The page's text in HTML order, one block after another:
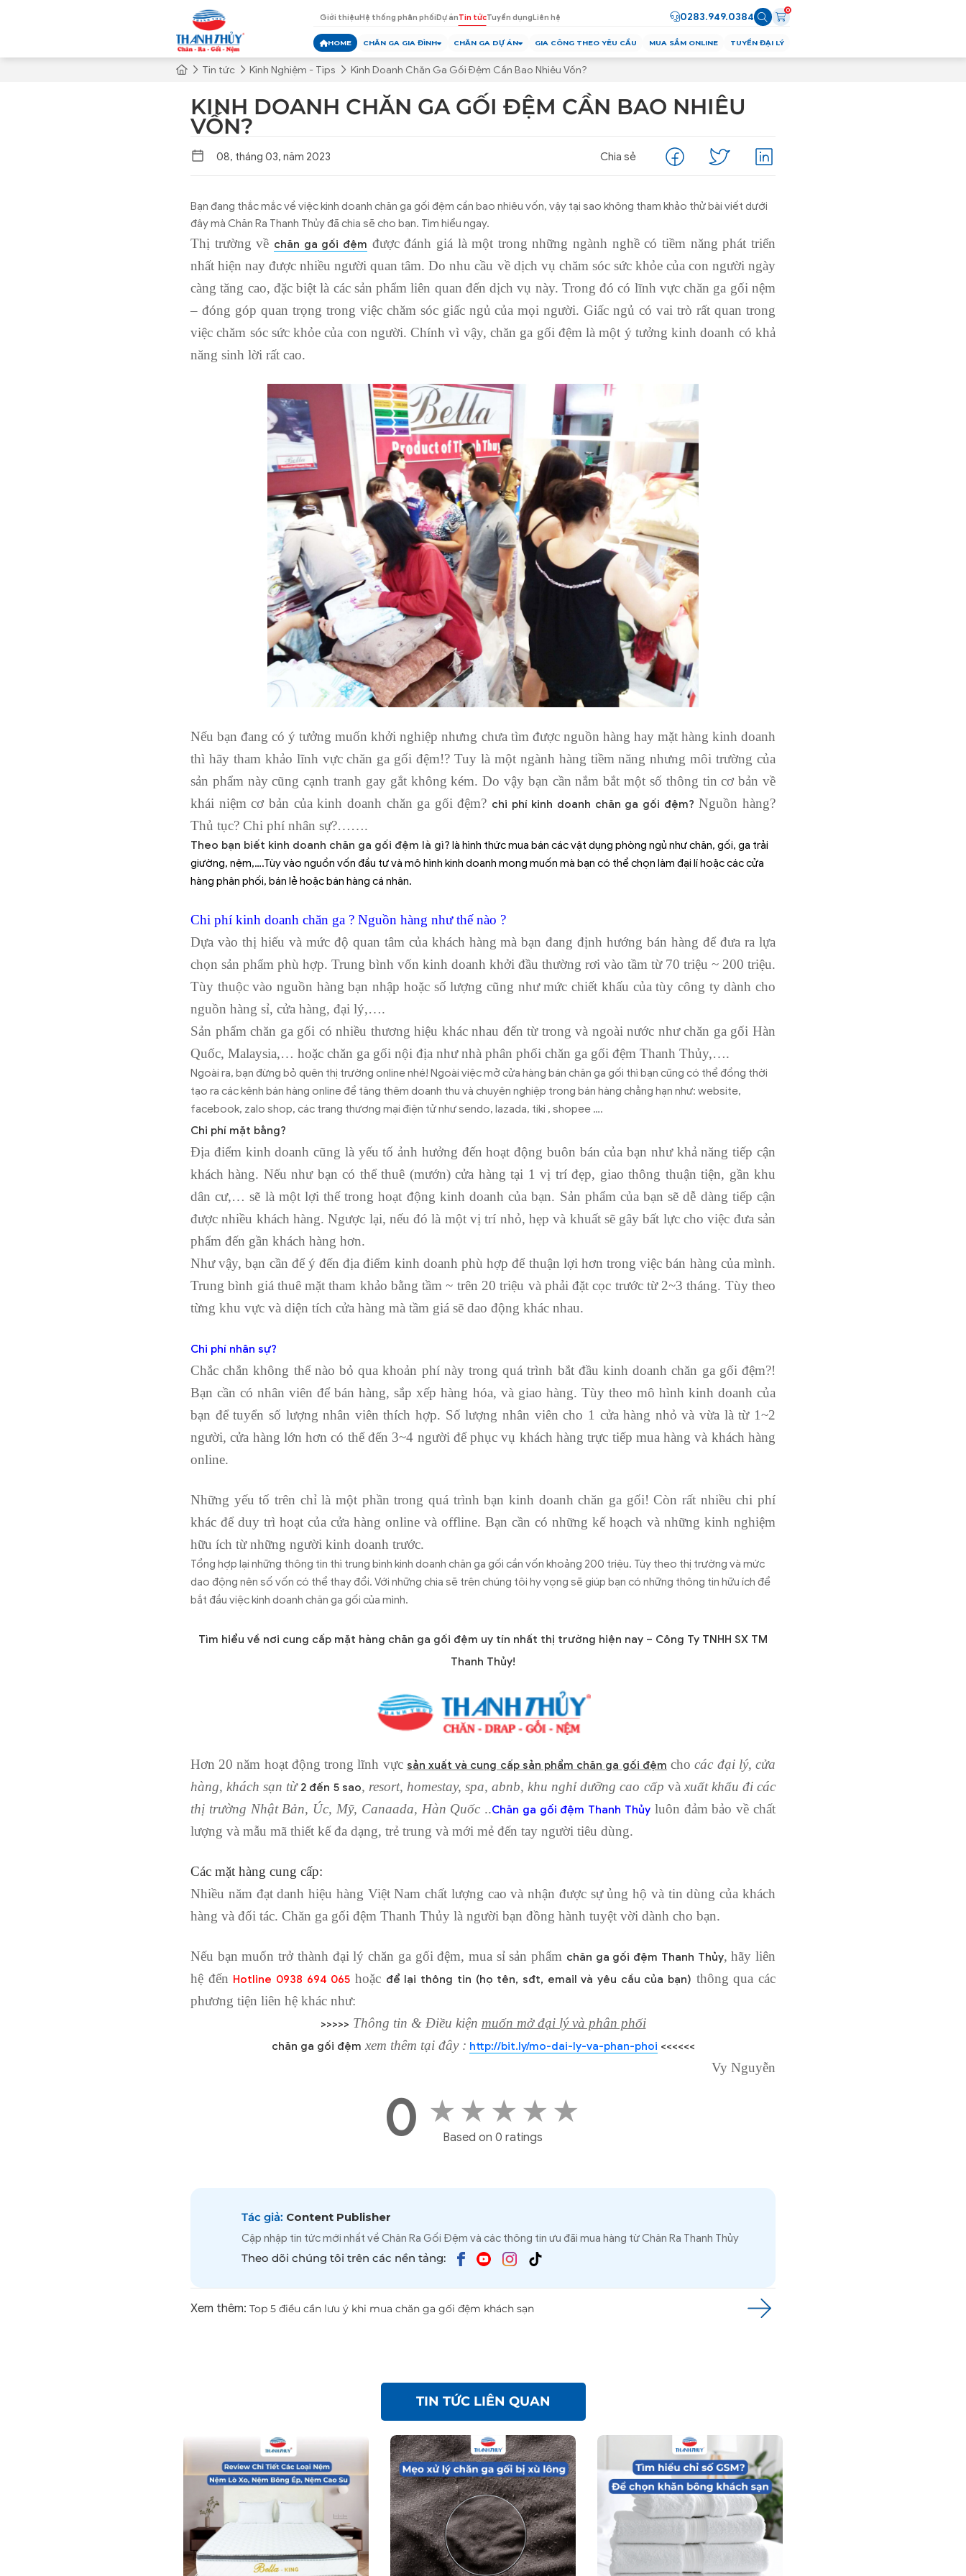
Giới thiệuHệ thống phân phốiDự ánTin tứcTuyển dụngLiên hệ 0283.949.0384
0
HOME CHĂN GA GIA ĐÌNH CHĂN GA DỰ ÁN GIA CÔNG THEO YÊU CẦU MUA SẮM ONLINE TUYỂN ĐẠI LÝ
Tin tức Kinh Nghiệm - Tips Kinh Doanh Chăn Ga Gối Đệm Cần Bao Nhiêu Vốn?
KINH DOANH CHĂN GA GỐI ĐỆM CẦN BAO NHIÊU
VỐN?
08, tháng 03, năm 2023 Chia sẻ
Bạn đang thắc mắc về việc kinh doanh chăn ga gối đệm cần bao nhiêu vốn, vậy tại sao không tham khảo thử bài viết dưới
đây mà Chăn Ra Thanh Thủy đã chia sẽ cho bạn. Tìm hiểu ngay.
Thị trường về chăn ga gối đệm được đánh giá là một trong những ngành nghề có tiềm năng phát triển
nhất hiện nay được nhiều người quan tâm. Do nhu cầu về dịch vụ chăm sóc sức khỏe của con người ngày
càng tăng cao, đặc biệt là các sản phẩm liên quan đến dịch vụ này. Trong đó có lĩnh vực chăn ga gối nệm
– đóng góp quan trọng trong việc chăm sóc giấc ngủ của mọi người. Giấc ngủ có vai trò rất quan trong
việc chăm sóc sức khỏe của con người. Chính vì vậy, chăn ga gối đệm là một ý tưởng kinh doanh có khả
năng sinh lời rất cao.
Nếu bạn đang có ý tưởng muốn khởi nghiệp nhưng chưa tìm được nguồn hàng hay mặt hàng kinh doanh
thì hãy tham khảo lĩnh vực chăn ga gối đệm!? Tuy là một ngành hàng tiềm năng nhưng môi trường của
sản phẩm này cũng cạnh tranh gay gắt không kém. Do vậy bạn cần nắm bắt một số thông tin cơ bản về
khái niệm cơ bản của kinh doanh chăn ga gối đệm? chi phí kinh doanh chăn ga gối đệm? Nguồn hàng?
Thủ tục? Chi phí nhân sự?…….
Theo bạn biết kinh doanh chăn ga gối đệm là gì? là hình thức mua bán các vật dụng phòng ngủ như chăn, gối, ga trải
giường, nệm,….Tùy vào nguồn vốn đầu tư và mô hình kinh doanh mong muốn mà bạn có thể chọn làm đại lí hoặc các cửa
hàng phân phối, bán lẻ hoặc bán hàng cá nhân.
Chi phí kinh doanh chăn ga ? Nguồn hàng như thế nào ?
Dựa vào thị hiếu và mức độ quan tâm của khách hàng mà bạn đang định hướng bán hàng để đưa ra lựa
chọn sản phẩm phù hợp. Trung bình vốn kinh doanh khởi đầu thường rơi vào tầm từ 70 triệu ~ 200 triệu.
Tùy thuộc vào nguồn hàng bạn nhập hoặc số lượng cũng như mức chiết khấu của tùy công ty dành cho
nguồn hàng sỉ, cửa hàng, đại lý,….
Sản phẩm chăn ga gối có nhiều thương hiệu khác nhau đến từ trong và ngoài nước như chăn ga gối Hàn
Quốc, Malaysia,… hoặc chăn ga gối nội địa như nhà phân phối chăn ga gối đệm Thanh Thủy,….
Ngoài ra, bạn đừng bỏ quên thị trường online nhé! Ngoài việc mở cửa hàng bán chăn ga gối thì bạn cũng có thể đồng thời
tạo ra các kênh bán hàng online để tăng thêm doanh thu và chuyên nghiệp trong bán hàng chẳng hạn như: website,
facebook, zalo shop, các trang thương mại điện tử như sendo, lazada, tiki , shopee ….
Chi phí mặt bằng?
Địa điểm kinh doanh cũng là yếu tố ảnh hưởng đến hoạt động buôn bán của bạn như khả năng tiếp cận
khách hàng. Nếu như bạn có thể thuê (mướn) cửa hàng tại 1 vị trí đẹp, giao thông thuận tiện, gần khu
dân cư,… sẽ là một lợi thế trong hoạt động kinh doanh của bạn. Sản phẩm của bạn sẽ dễ dàng tiếp cận
được nhiều khách hàng. Ngược lại, nếu đó là một vị trí nhỏ, hẹp và khuất sẽ gây bất lực cho việc đưa sản
phẩm đến gần khách hàng hơn.
Như vậy, bạn cần để ý đến địa điểm kinh doanh phù hợp để thuận lợi hơn trong việc bán hàng của mình.
Trung bình giá thuê mặt tham khảo bằng tầm ~ trên 20 triệu và phải đặt cọc trước từ 2~3 tháng. Tùy theo
từng khu vực và diện tích cửa hàng mà tầm giá sẽ dao động khác nhau.
Chi phí nhân sự?
Chắc chắn không thể nào bỏ qua khoản phí này trong quá trình bắt đầu kinh doanh chăn ga gối đệm?!
Bạn cần có nhân viên để bán hàng, sắp xếp hàng hóa, và giao hàng. Tùy theo mô hình kinh doanh của
bạn để tuyển số lượng nhân viên thích hợp. Số lượng nhân viên cho 1 cửa hàng nhỏ và vừa là từ 1~2
người, cửa hàng lớn hơn có thể đến 3~4 người để phục vụ khách hàng trực tiếp mua hàng và khách hàng
online.
Những yếu tố trên chỉ là một phần trong quá trình bạn kinh doanh chăn ga gối! Còn rất nhiều chi phí
khác để duy trì hoạt của cửa hàng online và offline. Bạn cần có những kế hoạch và những kinh nghiệm
hữu ích từ những người kinh doanh trước.
Tổng hợp lại những thông tin thì trung bình kinh doanh chăn ga gối cần vốn khoảng 200 triệu. Tùy theo thị trường và mức
dao động nên số vốn có thể thay đổi. Với những chia sẽ trên chúng tôi hy vọng sẽ giúp bạn có những thông tin hữu ích để
bắt đầu việc kinh doanh chăn ga gối của mình.
Tìm hiểu về nơi cung cấp mặt hàng chăn ga gối đệm uy tín nhất thị trường hiện nay – Công Ty TNHH SX TM
Thanh Thủy!
Hơn 20 năm hoạt động trong lĩnh vực sản xuất và cung cấp sản phẩm chăn ga gối đệm chocác đại lý, cửa
hàng, khách sạn từ 2 đến 5 sao, resort, homestay, spa, abnb, khu nghỉ dưỡng cao cấp và xuất khẩu đi các
thị trường Nhật Bản, Úc, Mỹ, Canaada, Hàn Quốc ..Chăn ga gối đệm Thanh Thủy luôn đảm bảo về chất
lượng và mẫu mã thiết kế đa dạng, trẻ trung và mới mẻ đến tay người tiêu dùng.
Các mặt hàng cung cấp:
Nhiều năm đạt danh hiệu hàng Việt Nam chất lượng cao và nhận được sự ủng hộ và tin dùng của khách
hàng và đối tác. Chăn ga gối đệm Thanh Thủy là người bạn đồng hành tuyệt vời dành cho bạn.
Nếu bạn muốn trở thành đại lý chăn ga gối đệm, mua sỉ sản phẩm chăn ga gối đệm Thanh Thủy, hãy liên
hệ đến Hotline 0938 694 065 hoặc để lại thông tin (họ tên, sđt, email và yêu cầu của bạn) thông qua các
phương tiện liên hệ khác như:
>>>>> Thông tin & Điều kiện muốn mở đại lý và phân phối
chăn ga gối đệm xem thêm tại đây : http://bit.ly/mo-dai-ly-va-phan-phoi <<<<<<
Vy Nguyễn
0 ★ ★ ★ ★ ★
Based on 0 ratings
Tác giả: Content Publisher
Cập nhập tin tức mới nhất về Chăn Ra Gối Đệm và các thông tin ưu đãi mua hàng từ Chăn Ra Thanh Thủy
Theo dõi chúng tôi trên các nền tảng:
Xem thêm: Top 5 điều cần lưu ý khi mua chăn ga gối đệm khách sạn
TIN TỨC LIÊN QUAN